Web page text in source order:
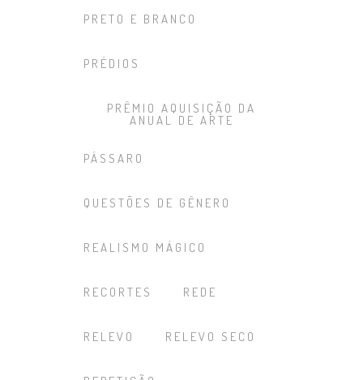
PRETO E BRANCO
PRÉDIOS
PRÊMIO AQUISIÇÃO DA
ANUAL DE ARTE
PÁSSARO
QUESTÕES DE GÊNERO
REALISMO MÁGICO
RECORTES REDE
RELEVO RELEVO SECO